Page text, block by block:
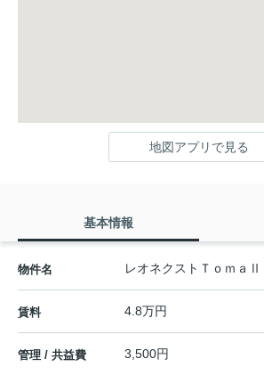
地図アプリで見る
基本情報
物件名 レオネクストＴｏｍａⅡ
賃料 4.8万円
管理 / 共益費 3,500円